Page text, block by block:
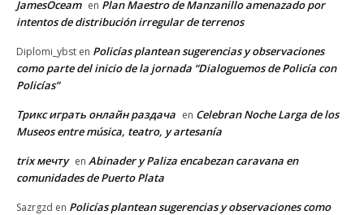
JamesOceam en Plan Maestro de Manzanillo amenazado por
intentos de distribución irregular de terrenos
Diplomi_ybst en Policías plantean sugerencias y observaciones
como parte del inicio de la jornada “Dialoguemos de Policía con
Policías”
Трикс играть онлайн раздача en Celebran Noche Larga de los
Museos entre música, teatro, y artesanía
trix мечту en Abinader y Paliza encabezan caravana en
comunidades de Puerto Plata
Sazrgzd en Policías plantean sugerencias y observaciones como